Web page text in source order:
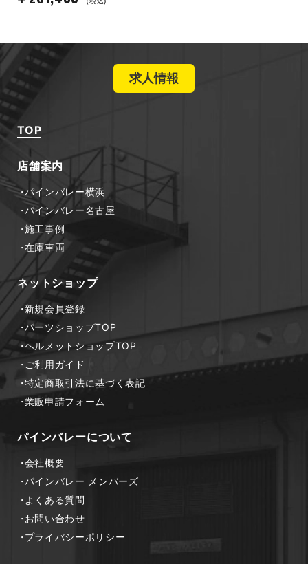
求人情報
TOP
店舗案内
パインバレー横浜
パインバレー名古屋
施工事例
在庫車両
ネットショップ
新規会員登録
パーツショップTOP
ヘルメットショップTOP
ご利用ガイド
特定商取引法に基づく表記
業販申請フォーム
パインバレーについて
会社概要
パインバレー メンバーズ
よくある質問
お問い合わせ
プライバシーポリシー